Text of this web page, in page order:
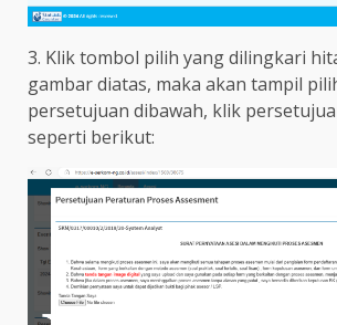
3. Klik tombol pilih yang dilingkari
gambar diatas, maka akan tampil
persetujuan dibawah, klik
seperti berikut: